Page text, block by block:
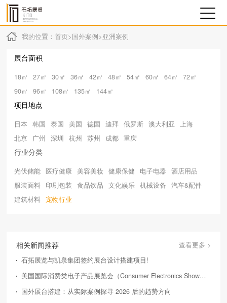
我的位置： 首页>国外案例>亚洲案例
展台面积
18㎡ 27㎡ 30㎡ 36㎡ 42㎡ 48㎡ 54㎡ 60㎡ 64㎡
72㎡
90㎡
96㎡ 108㎡ 135㎡ 144㎡
项目地点
日本 韩国 泰国 美国 德国 迪拜 俄罗斯 澳大利亚
上海
北京
广州 深圳 杭州 苏州 成都 重庆
行业分类
光伏储能 医疗健康 美容美妆 健康保健 电子电器
酒店用品
服装面料
印刷包装 食品饮品 文化娱乐 机械设备
汽车&配件
建筑材料 宠物行业
相关新闻推荐
查看更多 >
石拓展览与凯泉集团签约展台设计搭建项目!
美国国际消费类电子产品展览会（Consumer Electronics Show，简称CES）
国外展台搭建：从实际案例探寻 2026 后的趋势方向